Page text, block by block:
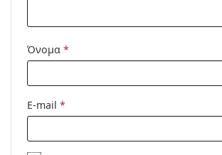
συνταγή:
Όνομα *
E-mail *